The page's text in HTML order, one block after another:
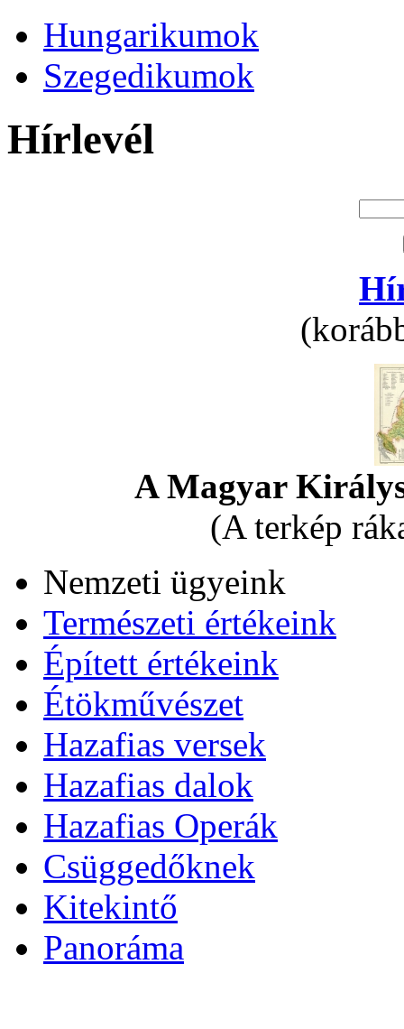
Hungarikumok
Szegedikumok
Hírlevél
A Magyar
(A terkép
Nemzeti ügyeink
Természeti értékeink
Épített értékeink
Étökművészet
Hazafias versek
Hazafias dalok
Hazafias Operák
Csüggedőknek
Kitekintő
Panoráma